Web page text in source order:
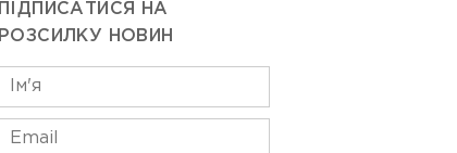
ПІДПИСАТИСЯ НА
РОЗСИЛКУ НОВИН